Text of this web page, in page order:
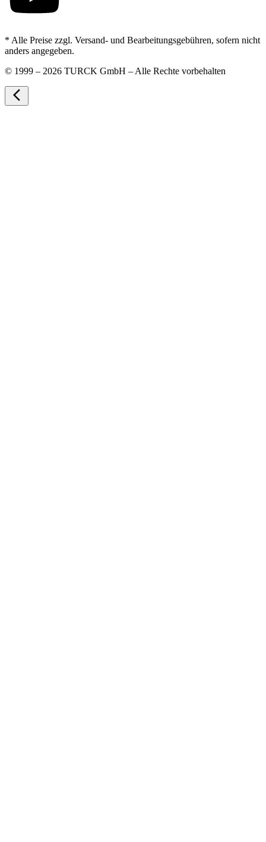
* Alle Preise zzgl. Versand- und Bearbeitungsgebühren, sofern nicht
anders angegeben.
© 1999 – 2026 TURCK GmbH – Alle Rechte vorbehalten
arrow_back_ios_new